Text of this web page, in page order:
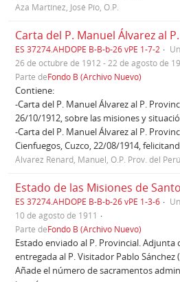
Aza Martínez, José Pío, O.P.
ES 37274.AHDOPE B-B-b-26 vPE 1-7-2
26 de octubre de 1912 - 22 de agosto de
Parte deFondo B (Archivo Nuevo)
Contiene:
-Carta del P. Manuel Álvarez al P.
26/10/1912, sobre las misiones y
-Carta del P. Manuel Álvarez al P.
Cienfuegos, Cuzco, 22/08/1914,
Álvarez Renard, Manuel, O.P. Prov. del Perú
ES 37274.AHDOPE B-B-b-26 vPE 1-3-6
10 de agosto de 1911
Parte deFondo B (Archivo Nuevo)
Estado enviado al P. Provincial. Adjunta
entregada al P. Visitador Pablo Sánchez
Añade el número de sacramentos